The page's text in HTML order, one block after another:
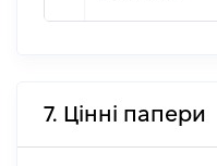
7. Цінні папери